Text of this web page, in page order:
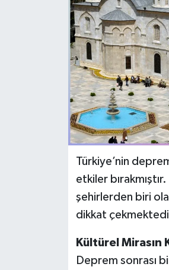
Türkiye’nin
etkiler
şehirlerden biri
dikkat
Kültürel Mirasın
Deprem sonrası
Teknoloji